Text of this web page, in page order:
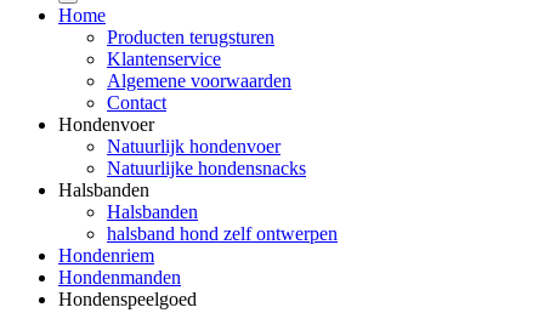
Home
Producten terugsturen
Klantenservice
Algemene voorwaarden
Contact
Hondenvoer
Natuurlijk hondenvoer
Natuurlijke hondensnacks
Halsbanden
Halsbanden
halsband hond zelf ontwerpen
Hondenriem
Hondenmanden
Hondenspeelgoed